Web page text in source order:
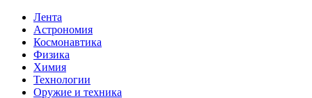
Лента
Астрономия
Космонавтика
Физика
Химия
Технологии
Оружие и техника